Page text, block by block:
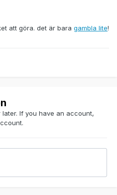
att göra. det är bara gambla lite!
If you have an account,